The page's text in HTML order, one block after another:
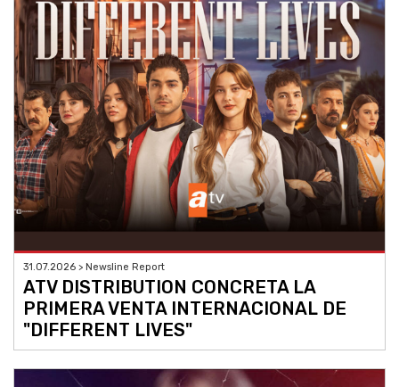
31.07.2026 > Newsline Report
ATV DISTRIBUTION CONCRETA LA
PRIMERA VENTA INTERNACIONAL DE
"DIFFERENT LIVES"